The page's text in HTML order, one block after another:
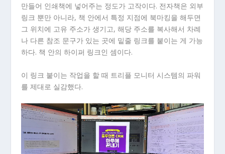
만들어 인쇄책에 넣어주는 정도가 고작이다. 전자책은 외부
링크 뿐만 아니라, 책 안에서 특정 지점에 북마킹을 해두면
그 위치에 고유 주소가 생기고, 해당 주소를 복사해서 차례
나 다른 참조 문구가 있는 곳에 밑줄 링크를 붙이는 게 가능
하다. 책 안의 하이퍼 링크인 셈이다.
이 링크 붙이는 작업을 할 때 트리플 모니터 시스템의 파워
를 제대로 실감했다.